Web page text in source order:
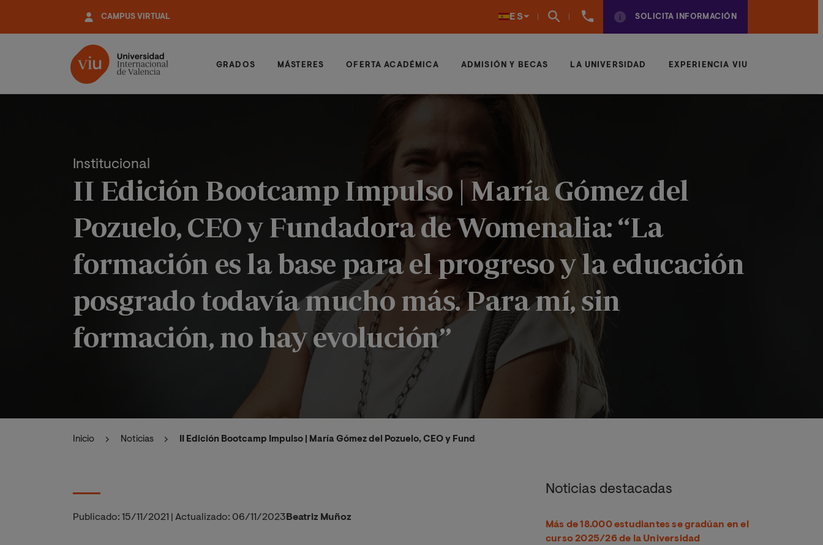
contenido
CAMPUS VIRTUAL ES
960
SOLICITA INFORMACIÓN
GRADOS MÁSTERES OFERTA ACADÉMICA ADMISIÓN Y BECAS LA UNIVERSIDAD EXPERIENCIA VIU
Institucional
II Edición Bootcamp Impulso | María Gómez del
Pozuelo, CEO y Fundadora de Womenalia: “La
formación es la base para el progreso y la educación
posgrado todavía mucho más. Para mí, sin
formación, no hay evolución”
Inicio Noticias II Edición Bootcamp Impulso | María Gómez del Pozuelo, CEO y Fundadora de Womenalia: “La formación es la base para el progreso y la
Publicado: 15/11/2021 Actualizado: 06/11/2023 Beatriz Muñoz
Noticias destacadas
Más de 18.000 estudiantes se gradúan en el
curso 2025/26 de la Universidad